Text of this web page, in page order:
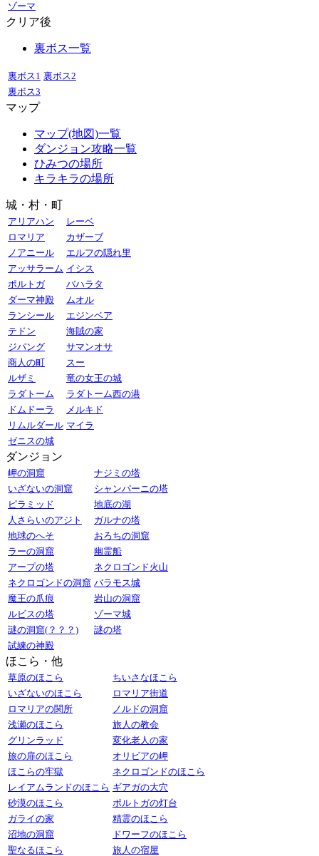
ゾーマ
クリア後
裏ボス一覧
裏ボス1 裏ボス2
裏ボス3
マップ
マップ(地図)一覧
ダンジョン攻略一覧
ひみつの場所
キラキラの場所
城・村・町
アリアハン
レーベ
ロマリア
カザーブ
ノアニール
エルフの隠れ里
アッサラーム イシス
ポルトガ
バハラタ
ダーマ神殿
ムオル
ランシール
エジンベア
テドン
海賊の家
ジパング
サマンオサ
商人の町
スー
ルザミ
竜の女王の城
ラダトーム
ラダトーム西の港
ドムドーラ
メルキド
リムルダール マイラ
ゼニスの城
ダンジョン
岬の洞窟
ナジミの塔
いざないの洞窟
シャンパーニの塔
ピラミッド
地底の湖
人さらいのアジト
ガルナの塔
地球のへそ
おろちの洞窟
ラーの洞窟
幽霊船
アープの塔
ネクロゴンド火山
ネクロゴンドの洞窟 バラモス城
魔王の爪痕
岩山の洞窟
ルビスの塔
ゾーマ城
謎の洞窟(？？？)
謎の塔
試練の神殿
ほこら・他
草原のほこら
ちいさなほこら
いざないのほこら
ロマリア街道
ロマリアの関所
ノルドの洞窟
浅瀬のほこら
旅人の教会
グリンラッド
変化老人の家
旅の扉のほこら
オリビアの岬
ほこらの牢獄
ネクロゴンドのほこら
レイアムランドのほこら ギアガの大穴
砂漠のほこら
ポルトガの灯台
ガライの家
精霊のほこら
沼地の洞窟
ドワーフのほこら
聖なるほこら
旅人の宿屋